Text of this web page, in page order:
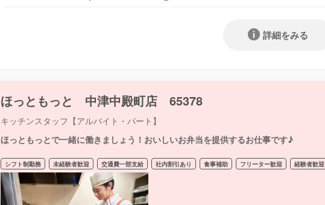
詳細をみる
ほっともっと 中津中殿町店 65378
キッチンスタッフ【アルバイト・パート】
ほっともっとで一緒に働きましょう！おいしいお弁当を提供するお仕事です♪
シフト制勤務 未経験者歓迎 交通費一部支給 社内割引あり 食事補助 フリーター歓迎 経験者歓迎